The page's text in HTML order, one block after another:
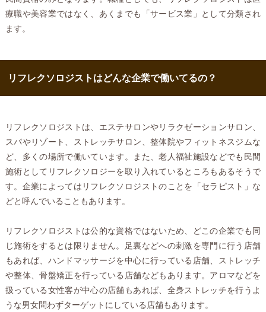
療職や美容業ではなく、あくまでも「サービス業」として分類され
ます。
リフレクソロジストはどんな企業で働いてるの？
リフレクソロジストは、エステサロンやリラクゼーションサロン、
スパやリゾート、ストレッチサロン、整体院やフィットネスジムな
ど、多くの場所で働いています。また、老人福祉施設などでも民間
施術としてリフレクソロジーを取り入れているところもあるそうで
す。企業によってはリフレクソロジストのことを「セラピスト」な
どと呼んでいることもあります。
リフレクソロジストは公的な資格ではないため、どこの企業でも同
じ施術をするとは限りません。足裏などへの刺激を専門に行う店舗
もあれば、ハンドマッサージを中心に行っている店舗、ストレッチ
や整体、骨盤矯正を行っている店舗などもあります。アロマなどを
扱っている女性客が中心の店舗もあれば、全身ストレッチを行うよ
うな男女問わずターゲットにしている店舗もあります。